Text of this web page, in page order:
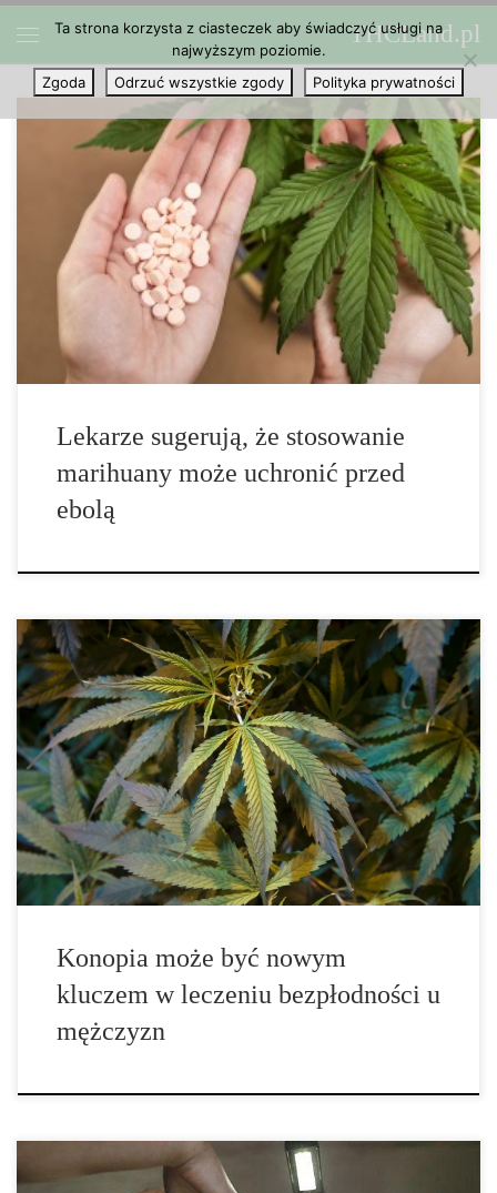
Przejdź do treści THCLand.pl
Jakiś czas temu wirus ebola trafił na szczyt listy chorób, których
się obawiamy. Skuteczne szczepionki ani leczenie nie zostały
jeszcze odkryte, chociaż jeden sposób pozostaje w ukryciu:
marihuana. Kannabinoidy zawarte w marihuanie zyskują coraz
większą reputację jako sposób kontrolowania i […]
Lekarze sugerują, że stosowanie
marihuany może uchronić przed
ebolą
Z najnowszych badań wynika, że marihuana może być kluczem do
opracowania nowych metod leczenia bezpłodności u mężczyzn.
Naukowcy odkryli, że ekspozycja na lek może wpływać na DNA
białek, chromatyny plemnikowej oraz mieć wpływ na płodność,
rozwój zarodka i zdrowie potomstwa. […]
Konopia może być nowym
kluczem w leczeniu bezpłodności u
mężczyzn
Ta strona korzysta z ciasteczek aby świadczyć usługi na
najwyższym poziomie.
Zgoda
Odrzuć wszystkie zgody Polityka prywatności